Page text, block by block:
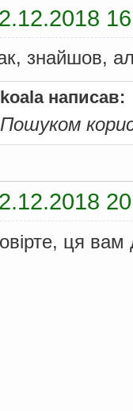
знайшов,
koala написав:
Пошуком
ця